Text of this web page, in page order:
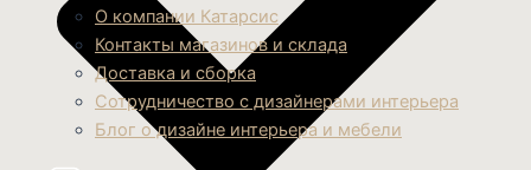
О компании Катарсис
Контакты магазинов и склада
Доставка и сборка
Сотрудничество с дизайнерами интерьера
Блог о дизайне интерьера и мебели